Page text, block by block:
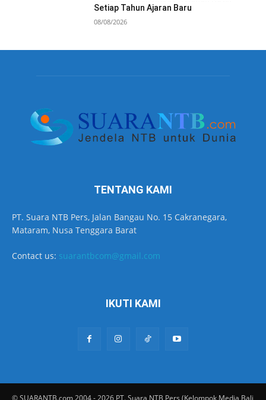
Setiap Tahun Ajaran Baru
08/08/2026
TENTANG KAMI
PT. Suara NTB Pers, Jalan Bangau No. 15 Cakranegara,
Mataram, Nusa Tenggara Barat
Contact us: suarantbcom@gmail.com
IKUTI KAMI